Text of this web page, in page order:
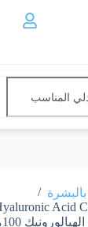
بالبشرة /
Acid